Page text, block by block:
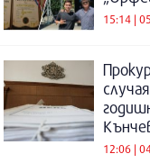
15:14 |
12:06 |